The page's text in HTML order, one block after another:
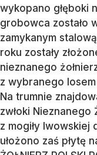
wykopano głęboki
grobowca zostało
zamykanym
roku zostały
nieznanego
z wybranego
Na trumnie
zwłoki Nieznanego
z mogiły lwowskiej
ułożono zaś płytę